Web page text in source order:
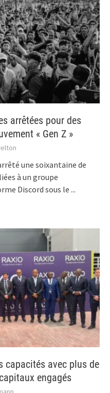
arrêtées pour des
« Gen Z »
une soixantaine de
à un groupe
Discord sous le ...
capacités avec plus de
engagés